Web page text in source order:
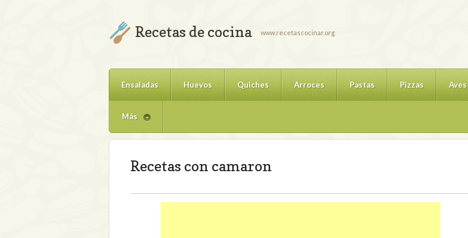
Recetas de cocina www.recetascocinar.org
Ensaladas Huevos Quiches Arroces Pastas Pizzas Aves
Más
Recetas con camaron